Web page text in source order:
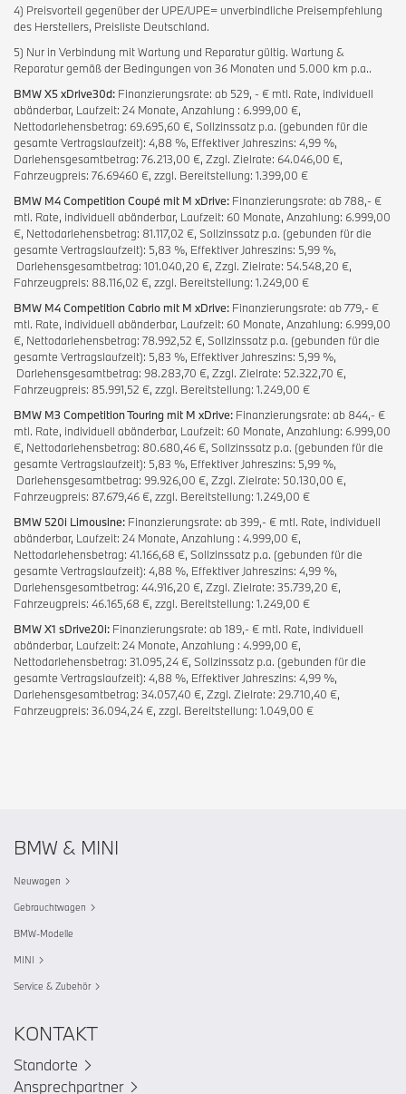
4) Preisvorteil gegenüber der UPE/UPE= unverbindliche Preisempfehlung
des Herstellers, Preisliste Deutschland.
5) Nur in Verbindung mit Wartung und Reparatur gültig. Wartung &
Reparatur gemäß der Bedingungen von 36 Monaten und 5.000 km p.a..
BMW X5 xDrive30d: Finanzierungsrate: ab 529, - € mtl. Rate, individuell
abänderbar, Laufzeit: 24 Monate, Anzahlung : 6.999,00 €,
Nettodarlehensbetrag: 69.695,60 €, Sollzinssatz p.a. (gebunden für die
gesamte Vertragslaufzeit): 4,88 %, Effektiver Jahreszins: 4,99 %,
Darlehensgesamtbetrag: 76.213,00 €, Zzgl. Zielrate: 64.046,00 €,
Fahrzeugpreis: 76.69460 €, zzgl. Bereitstellung: 1.399,00 €
BMW M4 Competition Coupé mit M xDrive: Finanzierungsrate: ab 788,- €
mtl. Rate, individuell abänderbar, Laufzeit: 60 Monate, Anzahlung: 6.999,00
€, Nettodarlehensbetrag: 81.117,02 €, Sollzinssatz p.a. (gebunden für die
gesamte Vertragslaufzeit): 5,83 %, Effektiver Jahreszins: 5,99 %,
Darlehensgesamtbetrag: 101.040,20 €, Zzgl. Zielrate: 54.548,20 €,
Fahrzeugpreis: 88.116,02 €, zzgl. Bereitstellung: 1.249,00 €
BMW M4 Competition Cabrio mit M xDrive: Finanzierungsrate: ab 779,- €
mtl. Rate, individuell abänderbar, Laufzeit: 60 Monate, Anzahlung: 6.999,00
€, Nettodarlehensbetrag: 78.992,52 €, Sollzinssatz p.a. (gebunden für die
gesamte Vertragslaufzeit): 5,83 %, Effektiver Jahreszins: 5,99 %,
Darlehensgesamtbetrag: 98.283,70 €, Zzgl. Zielrate: 52.322,70 €,
Fahrzeugpreis: 85.991,52 €, zzgl. Bereitstellung: 1.249,00 €
BMW M3 Competition Touring mit M xDrive: Finanzierungsrate: ab 844,- €
mtl. Rate, individuell abänderbar, Laufzeit: 60 Monate, Anzahlung: 6.999,00
€, Nettodarlehensbetrag: 80.680,46 €, Sollzinssatz p.a. (gebunden für die
gesamte Vertragslaufzeit): 5,83 %, Effektiver Jahreszins: 5,99 %,
Darlehensgesamtbetrag: 99.926,00 €, Zzgl. Zielrate: 50.130,00 €,
Fahrzeugpreis: 87.679,46 €, zzgl. Bereitstellung: 1.249,00 €
BMW 520i Limousine: Finanzierungsrate: ab 399,- € mtl. Rate, individuell
abänderbar, Laufzeit: 24 Monate, Anzahlung : 4.999,00 €,
Nettodarlehensbetrag: 41.166,68 €, Sollzinssatz p.a. (gebunden für die
gesamte Vertragslaufzeit): 4,88 %, Effektiver Jahreszins: 4,99 %,
Darlehensgesamtbetrag: 44.916,20 €, Zzgl. Zielrate: 35.739,20 €,
Fahrzeugpreis: 46.165,68 €, zzgl. Bereitstellung: 1.249,00 €
BMW X1 sDrive20i: Finanzierungsrate: ab 189,- € mtl. Rate, individuell
abänderbar, Laufzeit: 24 Monate, Anzahlung : 4.999,00 €,
Nettodarlehensbetrag: 31.095,24 €, Sollzinssatz p.a. (gebunden für die
gesamte Vertragslaufzeit): 4,88 %, Effektiver Jahreszins: 4,99 %,
Darlehensgesamtbetrag: 34.057,40 €, Zzgl. Zielrate: 29.710,40 €,
Fahrzeugpreis: 36.094,24 €, zzgl. Bereitstellung: 1.049,00 €
BMW & MINI
Neuwagen
Gebrauchtwagen
BMW-Modelle
MINI
Service & Zubehör
KONTAKT
Standorte
Ansprechpartner